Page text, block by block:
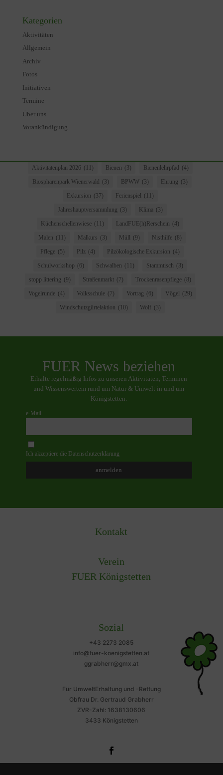
Kategorien
Aktivitäten
Allgemein
Archiv
Fotos
Initiativen
Termine
Über uns
Vorankündigung
Aktivitätenplan 2026 (11) Bienen (3) Bienenlehrpfad
(4)
Biosphärenpark Wienerwald
(3) BPWW (3) Ehrung (3)
Exkursion (37) Ferienspiel
(11)
Jahreshauptversammlung (3) Klima (3)
Küchenschellenwiese (11) LandFUE(h)Rerschein (4)
Malen (11) Malkurs (3) Müll (9) Nisthilfe (8)
Pflege (5) Pilz (4) Pilzökologische Exkursion (4)
Schulworkshop (6) Schwalben (11) Stammtisch (3)
stopp littering (9) Straßenmarkt (7) Trockenrasenpflege (8)
Vogelrunde (4) Volksschule (7) Vortrag (6) Vögel
(29)
Windschutzgürtelaktion (10) Wolf (3)
FUER News beziehen
Erhalte regelmäßig Infos zu unseren Aktivitäten, Terminen
und Wissenswertem rund um Natur & Umwelt in und um
Königstetten.
e-Mail
Ich akzeptiere die Datenschutzerklärung
Kontakt
Verein
FUER Königstetten
Sozial
+43 2273 2085
info@fuer-koenigstetten.at
ggrabherr@gmx.at
Für UmweltErhaltung und -Rettung
Obfrau Dr. Gertraud Grabherr
ZVR-Zahl: 1638130606
3433 Königstetten